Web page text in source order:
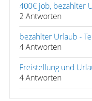
400€ job, bezahlter
2 Antworten
bezahlter Urlaub -
4 Antworten
Freistellung und
4 Antworten